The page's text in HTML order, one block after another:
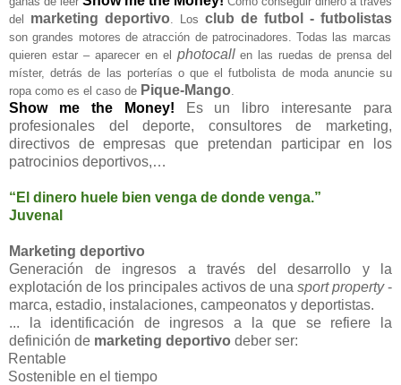
del marketing deportivo . Los club de futbol - futbolistas
son grandes motores de atracción de patrocinadores. Todas las marcas
quieren estar – aparecer en el photocallen las ruedas de prensa del
míster, detrás de las porterías o que el futbolista de moda anuncie su
ropa como es el caso de Pique-Mango
Show me the Money!
Es un libro interesante para
profesionales del deporte, consultores de marketing,
directivos de empresas que pretendan participar en los
patrocinios deportivos,…
“El dinero huele bien venga de donde venga.”
Juvenal
Marketing deportivo
Generación de ingresos a través del desarrollo y la
explotación de los principales activos de una sport property-
marca, estadio, instalaciones, campeonatos y deportistas.
... la identificación de ingresos a la que se refiere la
definición de marketing deportivo deber ser:
Rentable
Sostenible en el tiempo